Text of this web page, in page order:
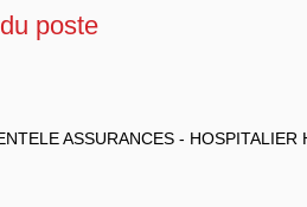
poste
ASSURANCES - HOSPITALIER